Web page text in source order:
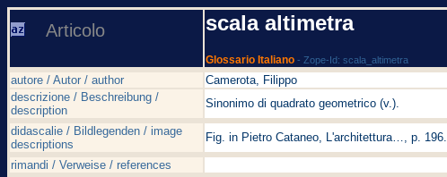
Articolo scala altimetra
Glossario Italiano - Zope-Id: scala_altimetra
autore / Autor / author
Camerota, Filippo
descrizione / Beschreibung /
description
Sinonimo di quadrato geometrico (v.).
didascalie / Bildlegenden / image
descriptions
Fig. in Pietro Cataneo, L'architettura…, p. 196.
rimandi / Verweise / references